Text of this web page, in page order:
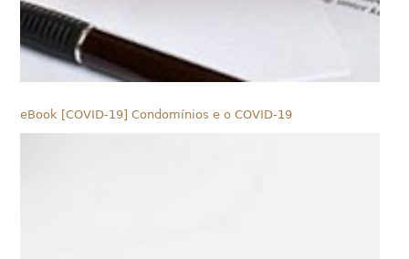
eBook [COVID-19] Condomínios e o COVID-19